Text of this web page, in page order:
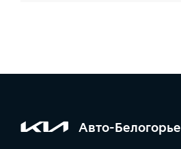
Авто-Белогорье